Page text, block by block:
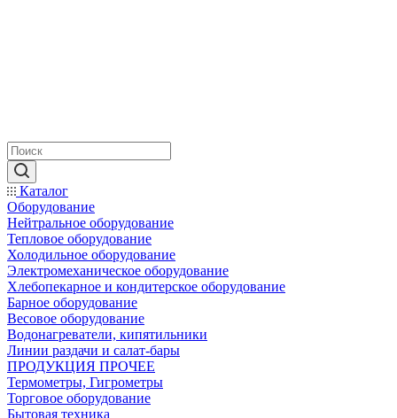
Каталог
Оборудование
Нейтральное оборудование
Тепловое оборудование
Холодильное оборудование
Электромеханическое оборудование
Хлебопекарное и кондитерское оборудование
Барное оборудование
Весовое оборудование
Водонагреватели, кипятильники
Линии раздачи и салат-бары
ПРОДУКЦИЯ ПРОЧЕЕ
Термометры, Гигрометры
Торговое оборудование
Бытовая техника